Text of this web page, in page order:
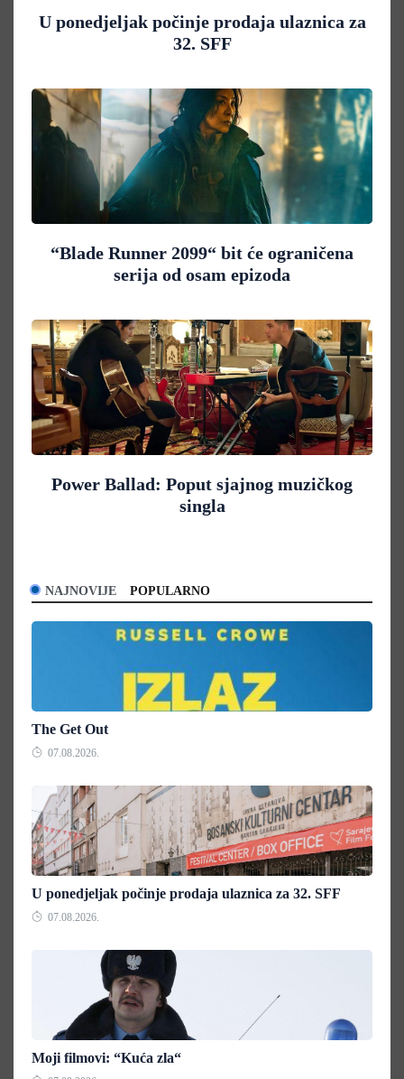
U ponedjeljak počinje prodaja ulaznica za
32. SFF
“Blade Runner 2099“ bit će ograničena
serija od osam epizoda
Power Ballad: Poput sjajnog muzičkog
singla
NAJNOVIJE POPULARNO
The Get Out
07.08.2026.
U ponedjeljak počinje prodaja ulaznica za 32. SFF
07.08.2026.
Moji filmovi: “Kuća zla“